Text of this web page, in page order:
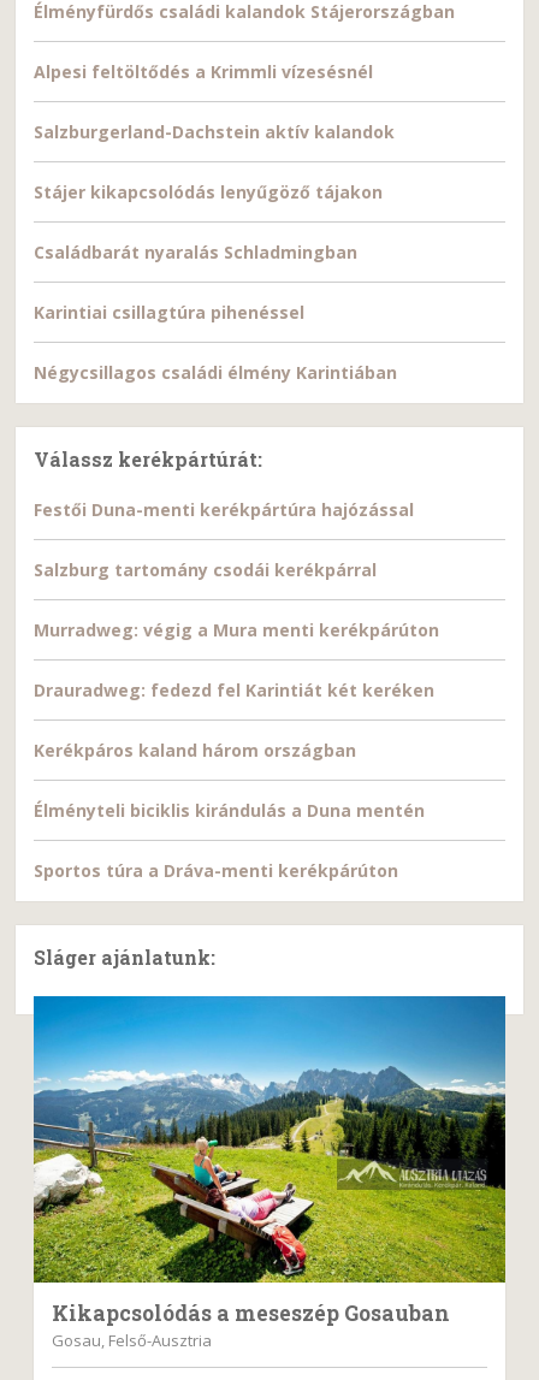
Élményfürdős családi kalandok Stájerországban
Alpesi feltöltődés a Krimmli vízesésnél
Salzburgerland-Dachstein aktív kalandok
Stájer kikapcsolódás lenyűgöző tájakon
Családbarát nyaralás Schladmingban
Karintiai csillagtúra pihenéssel
Négycsillagos családi élmény Karintiában
Válassz kerékpártúrát:
Festői Duna-menti kerékpártúra hajózással
Salzburg tartomány csodái kerékpárral
Murradweg: végig a Mura menti kerékpárúton
Drauradweg: fedezd fel Karintiát két keréken
Kerékpáros kaland három országban
Élményteli biciklis kirándulás a Duna mentén
Sportos túra a Dráva-menti kerékpárúton
Sláger ajánlatunk:
Kikapcsolódás a meseszép Gosauban
Gosau, Felső-Ausztria